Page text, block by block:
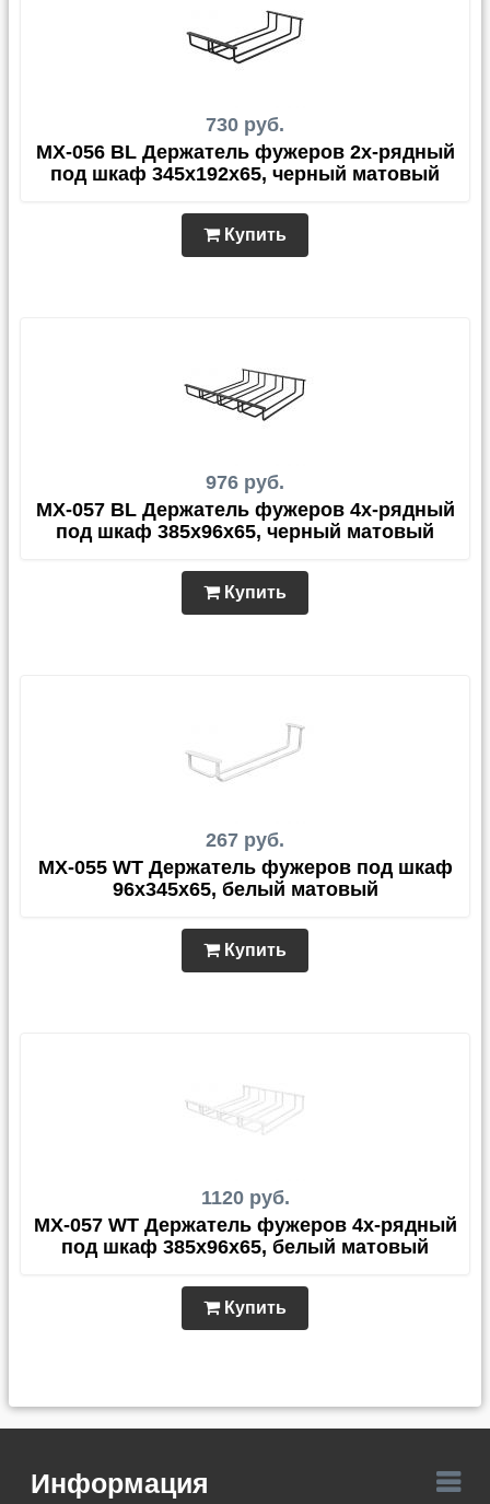
730 руб.
MX-056 BL Держатель фужеров 2х-рядный
под шкаф 345х192х65, черный матовый
Купить
976 руб.
MX-057 BL Держатель фужеров 4х-рядный
под шкаф 385х96х65, черный матовый
Купить
267 руб.
MX-055 WT Держатель фужеров под шкаф
96х345х65, белый матовый
Купить
1120 руб.
MX-057 WT Держатель фужеров 4х-рядный
под шкаф 385х96х65, белый матовый
Купить
Информация